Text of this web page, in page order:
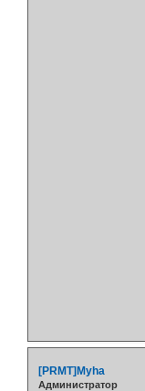
[PRMT]Myha
Администратор